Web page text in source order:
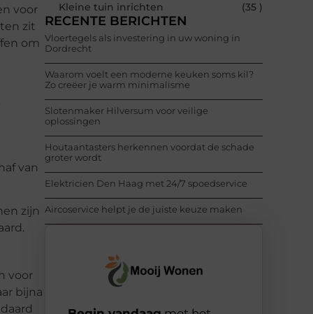
voor
zit
om
van
zijn
voor
bijna
Kleine tuin inrichten
(35 )
RECENTE BERICHTEN
Vloertegels als investering in uw woning in
Dordrecht
Waarom voelt een moderne keuken soms kil?
Zo creëer je warm minimalisme
Slotenmaker Hilversum voor veilige
oplossingen
Houtaantasters herkennen voordat de schade
groter wordt
Elektricien Den Haag met 24/7 spoedservice
Aircoservice helpt je de juiste keuze maken